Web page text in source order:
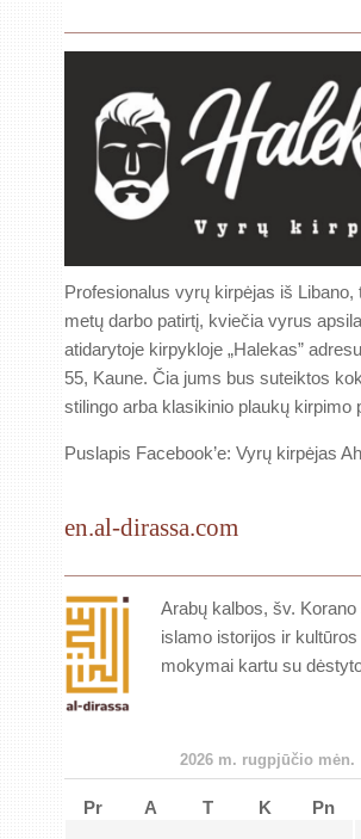
Profesionalus vyrų kirpėjas iš Libano,
metų darbo patirtį, kviečia vyrus
atidarytoje kirpykloje „Halekas”
55, Kaune. Čia jums bus suteiktos
stilingo arba klasikinio plaukų kirpimo
Puslapis Facebook’e: Vyrų kirpėjas
en.al-dirassa.com
Arabų kalbos, šv.
islamo istorijos ir kultūros
mokymai kartu su
2026 m. rugpjūčio mėn.
Pr A T K Pn